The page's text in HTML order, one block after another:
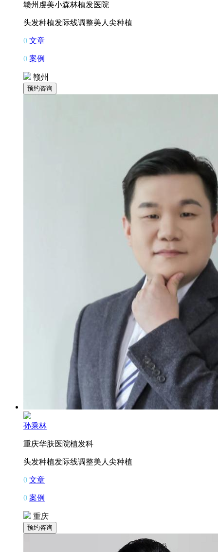
赣州虔美小森林植发医院
头发种植发际线调整美人尖种植
0 文章
0 案例
赣州
孙乘林
重庆华肤医院植发科
头发种植发际线调整美人尖种植
0 文章
0 案例
重庆